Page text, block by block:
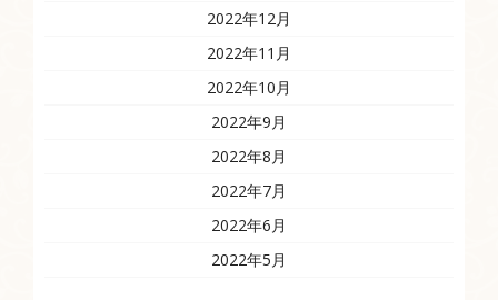
2022年12月
2022年11月
2022年10月
2022年9月
2022年8月
2022年7月
2022年6月
2022年5月